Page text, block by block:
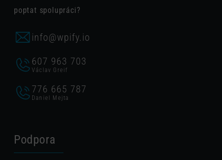
poptat spolupráci?
info@wpify.io
607 963 703
Václav Greif
776 665 787
Daniel Mejta
Podpora